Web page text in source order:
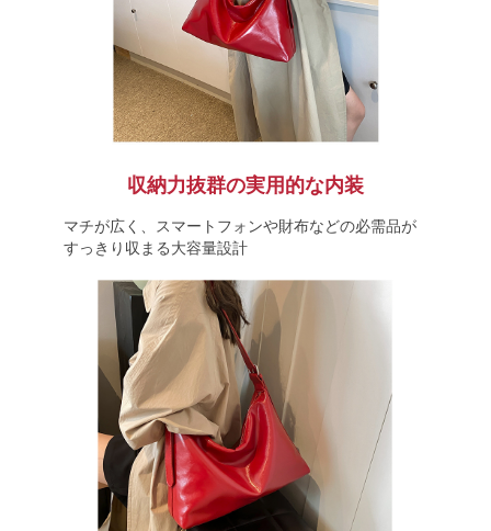
収納力抜群の実用的な内装
マチが広く、スマートフォンや財布などの必需品が
すっきり収まる大容量設計